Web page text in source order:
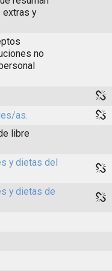
y
no
as.
libre
y dietas del
y dietas de